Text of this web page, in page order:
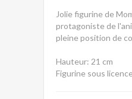
Jolie figurine de
protagoniste de
pleine position de
Hauteur: 21 cm
Figurine sous